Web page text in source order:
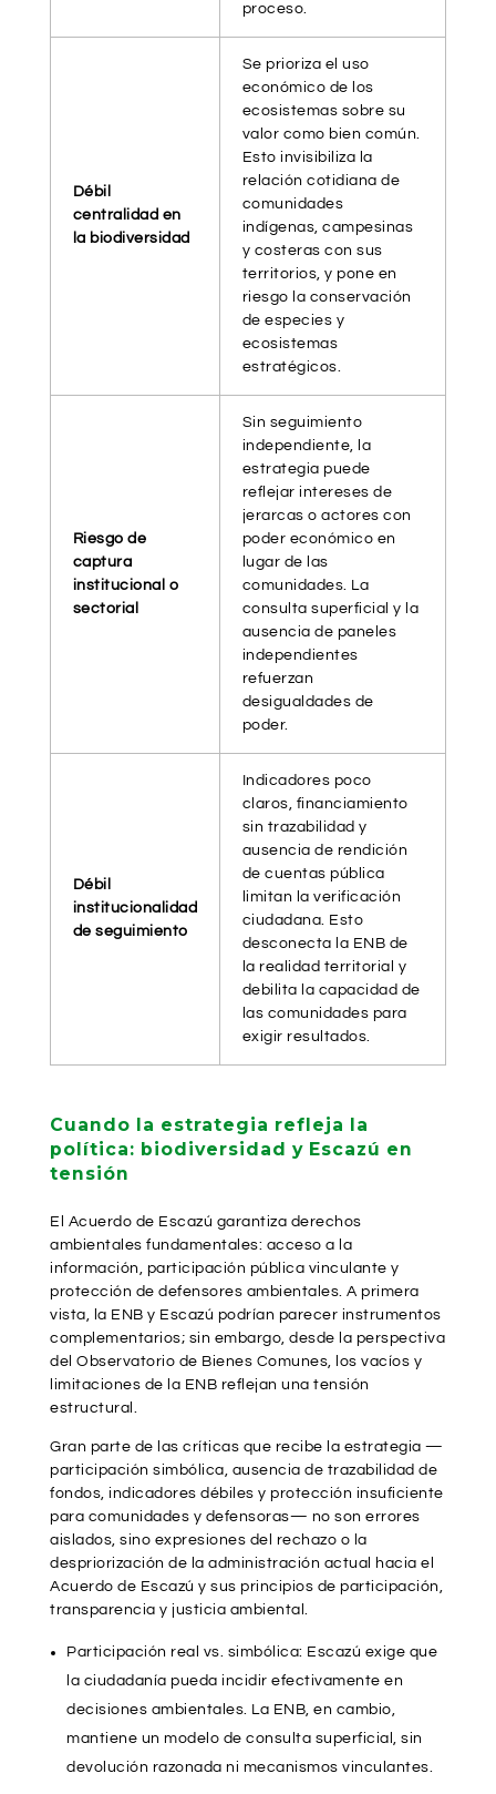
proceso.
Débil
centralidad en
la biodiversidad
Se prioriza el uso
económico de los
ecosistemas sobre su
valor como bien común.
Esto invisibiliza la
relación cotidiana de
comunidades
indígenas, campesinas
y costeras con sus
territorios, y pone en
riesgo la conservación
de especies y
ecosistemas
estratégicos.
Riesgo de
captura
institucional o
sectorial
Sin seguimiento
independiente, la
estrategia puede
reflejar intereses de
jerarcas o actores con
poder económico en
lugar de las
comunidades. La
consulta superficial y la
ausencia de paneles
independientes
refuerzan
desigualdades de
poder.
Débil
institucionalidad
de seguimiento
Indicadores poco
claros, financiamiento
sin trazabilidad y
ausencia de rendición
de cuentas pública
limitan la verificación
ciudadana. Esto
desconecta la ENB de
la realidad territorial y
debilita la capacidad de
las comunidades para
exigir resultados.
Cuando la estrategia refleja la
política: biodiversidad y Escazú en
tensión
El Acuerdo de Escazú garantiza derechos
ambientales fundamentales: acceso a la
información, participación pública vinculante y
protección de defensores ambientales. A primera
vista, la ENB y Escazú podrían parecer instrumentos
complementarios; sin embargo, desde la perspectiva
del Observatorio de Bienes Comunes, los vacíos y
limitaciones de la ENB reflejan una tensión
estructural.
Gran parte de las críticas que recibe la estrategia —
participación simbólica, ausencia de trazabilidad de
fondos, indicadores débiles y protección insuficiente
para comunidades y defensoras— no son errores
aislados, sino expresiones del rechazo o la
despriorización de la administración actual hacia el
Acuerdo de Escazú y sus principios de participación,
transparencia y justicia ambiental.
Participación real vs. simbólica: Escazú exige que
la ciudadanía pueda incidir efectivamente en
decisiones ambientales. La ENB, en cambio,
mantiene un modelo de consulta superficial, sin
devolución razonada ni mecanismos vinculantes.